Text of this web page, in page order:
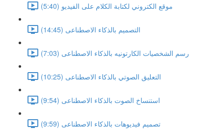
موقع الكتروني لكتابة الكلام على الفيديو (5:40)
التصميم بالذكاء الاصطناعى (14:45)
رسم الشخصيات الكارتونيه بالذكاء الاصطناعى (7:03)
التعليق الصوتي بالذكاء الاصطناعى (10:25)
استنساخ الصوت بالذكاء الاصطناعى (9:54)
تصميم فيديوهات بالذكاء الاصطناعى (9:59)